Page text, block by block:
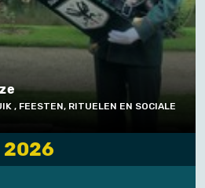
, FEESTEN, RITUELEN EN SOCIALE
2026